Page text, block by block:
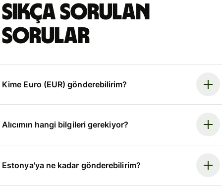
Sıkça sorulan
sorular
Kime Euro (EUR) gönderebilirim?
Alıcımın hangi bilgileri gerekiyor?
Estonya'ya ne kadar gönderebilirim?